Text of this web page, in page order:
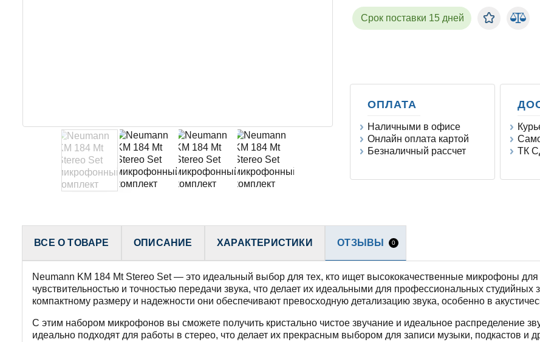
Срок поставки 15 дней
ОПЛАТА
Наличными в офисе
Онлайн оплата картой
Безналичный рассчет
ТК
ВСЕ О ТОВАРЕ ОПИСАНИЕ ХАРАКТЕРИСТИКИ ОТЗЫВЫ 0
Neumann KM 184 Mt Stereo Set — это идеальный выбор для тех, кто ищет высококачественные микрофоны
чувствительностью и точностью передачи звука, что делает их идеальными для профессиональных
компактному размеру и надежности они обеспечивают превосходную детализацию звука, особенно в
С этим набором микрофонов вы сможете получить кристально чистое звучание и идеальное распределение
идеально подходят для работы в стерео, что делает их прекрасным выбором для записи музыки, подкастов и